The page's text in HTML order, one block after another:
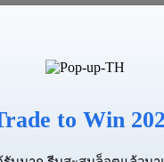
วอเรจ
to Win